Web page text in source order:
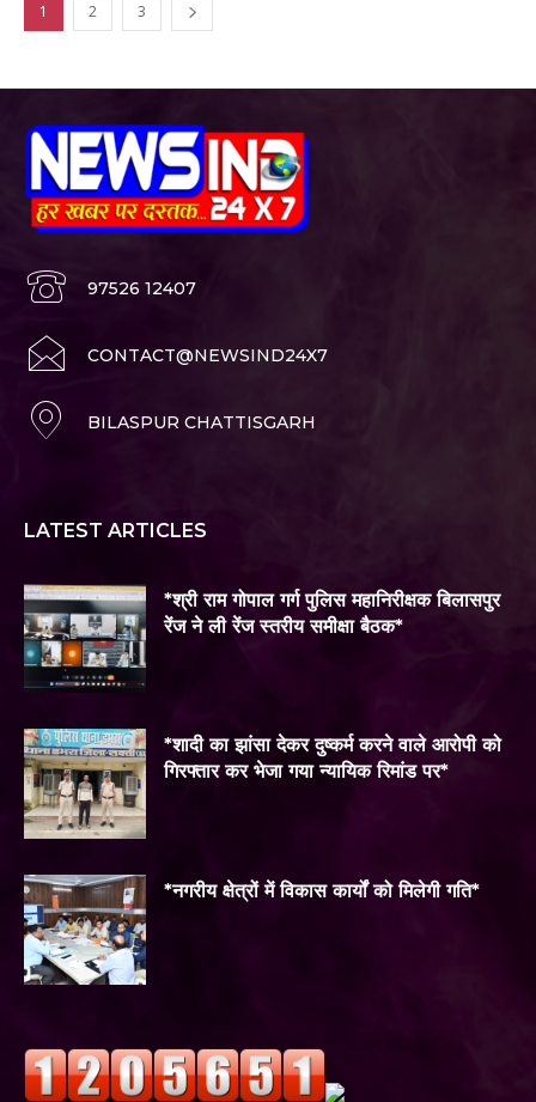
1 2 3
97526 12407
CONTACT@NEWSIND24X7
BILASPUR CHATTISGARH
LATEST ARTICLES
*श्री राम गोपाल गर्ग पुलिस महानिरीक्षक बिलासपुर
रेंज ने ली रेंज स्तरीय समीक्षा बैठक*
*शादी का झांसा देकर दुष्कर्म करने वाले आरोपी को
गिरफ्तार कर भेजा गया न्यायिक रिमांड पर*
*नगरीय क्षेत्रों में विकास कार्यों को मिलेगी गति*